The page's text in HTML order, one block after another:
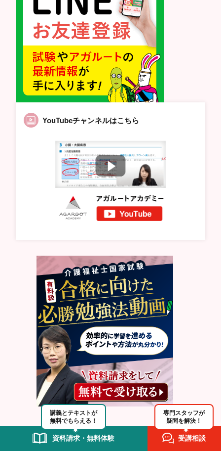
YouTubeチャンネルはこちら
講義とテキストが
無料でもらえる！
資料請求・無料体験
専門スタッフが
疑問を解決！
受講相談